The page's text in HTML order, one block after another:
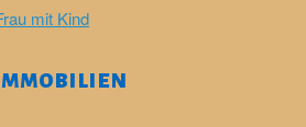
Immobilien